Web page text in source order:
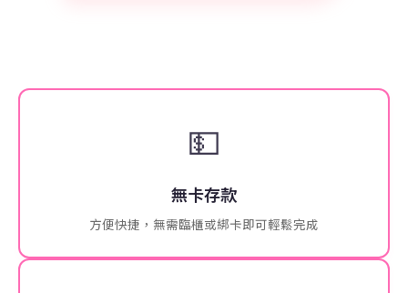
💵
無卡存款
方便快捷，無需臨櫃或綁卡即可輕鬆完成